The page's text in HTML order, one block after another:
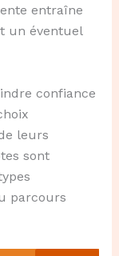
entraîne
un éventuel
confiance
leurs
sont
parcours